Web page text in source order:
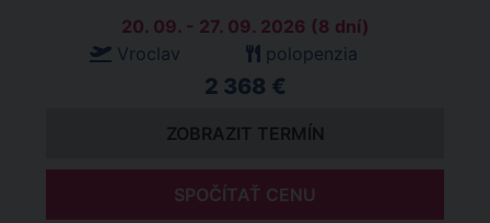
20. 09. - 27. 09. 2026 (8 dní)
Vroclav
polopenzia
2 368 €
ZOBRAZIT TERMÍN
SPOČÍTAŤ CENU